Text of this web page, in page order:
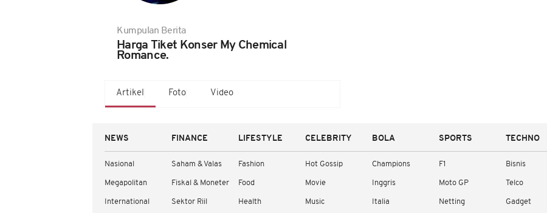
Kumpulan Berita
Harga Tiket Konser My Chemical
Romance.
Artikel Foto Video
NEWS
Nasional
Megapolitan
International
FINANCE
Saham & Valas
Fiskal & Moneter
Sektor Riil
LIFESTYLE
Fashion
Food
Health
CELEBRITY
Hot Gossip
Movie
Music
BOLA
Champions
Inggris
Italia
SPORTS
F1
Moto GP
Netting
TECHNO
Bisnis
Telco
Gadget